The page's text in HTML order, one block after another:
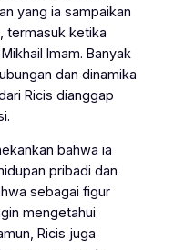
yang ia sampaikan
termasuk ketika
Imam. Banyak
dan dinamika
Ricis dianggap
bahwa ia
pribadi dan
sebagai figur
mengetahui
Ricis juga